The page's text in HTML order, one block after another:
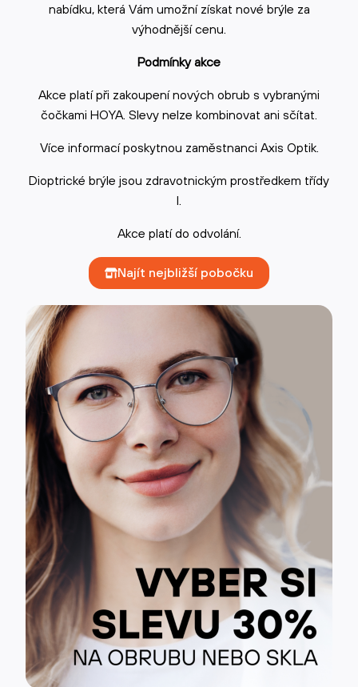
nabídku, která Vám umožní získat nové brýle za
výhodnější cenu.
Podmínky akce
Akce platí při zakoupení nových obrub s vybranými
čočkami HOYA. Slevy nelze kombinovat ani sčítat.
Více informací poskytnou zaměstnanci Axis Optik.
Dioptrické brýle jsou zdravotnickým prostředkem třídy
I.
Akce platí do odvolání.
Najít nejbližší pobočku